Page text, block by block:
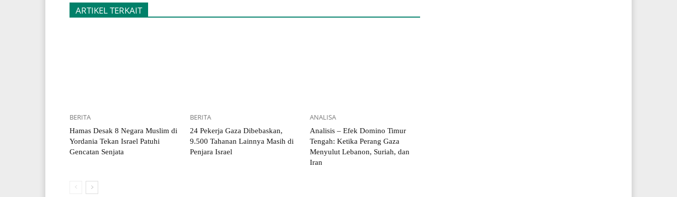
ARTIKEL TERKAIT
BERITA
Hamas Desak 8 Negara Muslim di
Yordania Tekan Israel Patuhi
Gencatan Senjata
BERITA
24 Pekerja Gaza Dibebaskan,
9.500 Tahanan Lainnya Masih di
Penjara Israel
ANALISA
Analisis – Efek Domino Timur
Tengah: Ketika Perang Gaza
Menyulut Lebanon, Suriah, dan
Iran